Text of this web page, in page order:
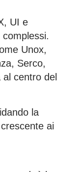
UI e
Unox,
Serco,
centro del
la
ai